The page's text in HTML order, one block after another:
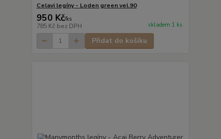
Celavi legíny - Loden green vel.90
950 Kč/ks
785 Kč bez DPH skladem 1 ks
Přidat do košíku